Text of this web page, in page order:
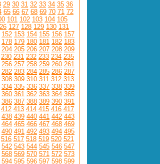
29 30 31 32 33 34 35 36
65 66 67 68 69 70 71 72
101 102 103 104 105
127 128 129 130 131
152 153 154 155 156 157
178 179 180 181 182 183
204 205 206 207 208 209
230 231 232 233 234 235
256 257 258 259 260 261
282 283 284 285 286 287
308 309 310 311 312 313
334 335 336 337 338 339
360 361 362 363 364 365
386 387 388 389 390 391
412 413 414 415 416 417
438 439 440 441 442 443
464 465 466 467 468 469
490 491 492 493 494 495
516 517 518 519 520 521
542 543 544 545 546 547
568 569 570 571 572 573
594 595 596 597 598 599